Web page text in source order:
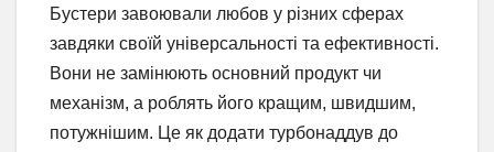
Бустери завоювали любов у різних сферах
завдяки своїй універсальності та ефективності.
Вони не замінюють основний продукт чи
механізм, а роблять його кращим, швидшим,
потужнішим. Це як додати турбонаддув до